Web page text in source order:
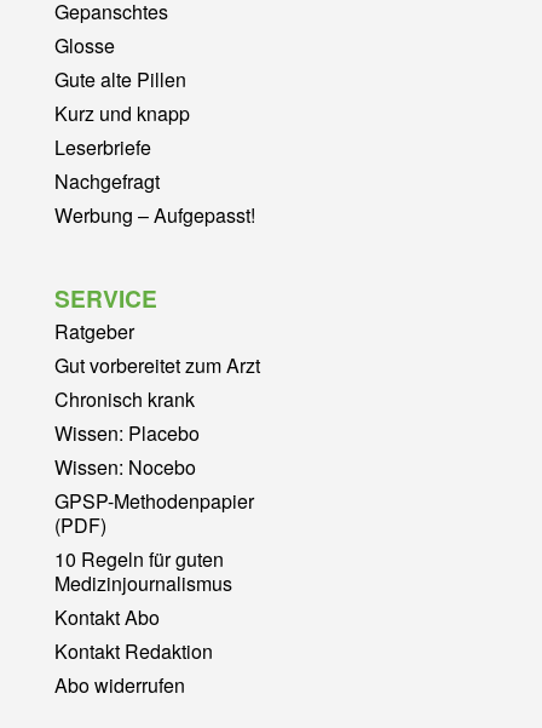
Gepanschtes
Glosse
Gute alte Pillen
Kurz und knapp
Leserbriefe
Nachgefragt
Werbung – Aufgepasst!
SERVICE
Ratgeber
Gut vorbereitet zum Arzt
Chronisch krank
Wissen: Placebo
Wissen: Nocebo
GPSP-Methodenpapier
(PDF)
10 Regeln für guten
Medizinjournalismus
Kontakt Abo
Kontakt Redaktion
Abo widerrufen